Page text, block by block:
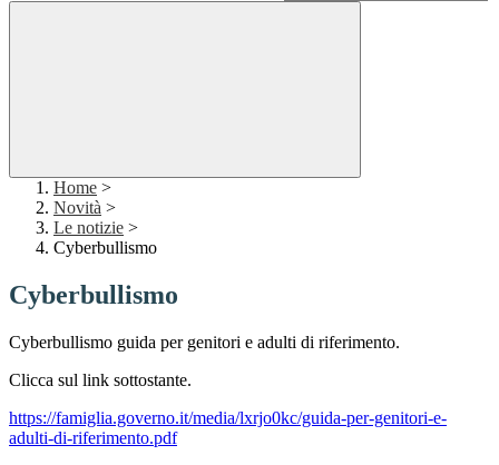
Home >
Novità >
Le notizie >
Cyberbullismo
Cyberbullismo
Cyberbullismo guida per genitori e adulti di riferimento.
Clicca sul link sottostante.
https://famiglia.governo.it/media/lxrjo0kc/guida-per-genitori-e-
adulti-di-riferimento.pdf